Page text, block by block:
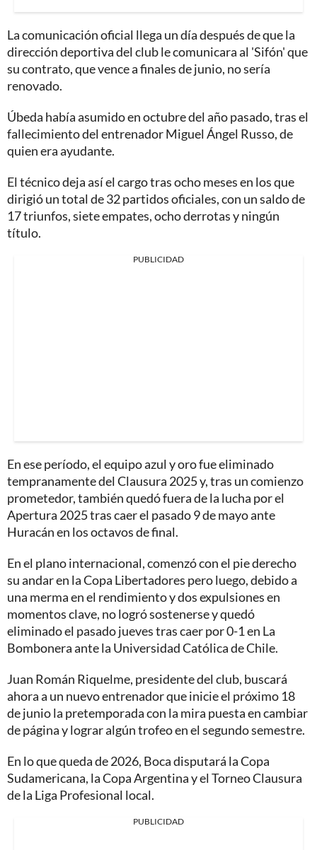
La comunicación oficial llega un día después de que la
dirección deportiva del club le comunicara al 'Sifón' que
su contrato, que vence a finales de junio, no sería
renovado.
Úbeda había asumido en octubre del año pasado, tras el
fallecimiento del entrenador Miguel Ángel Russo, de
quien era ayudante.
El técnico deja así el cargo tras ocho meses en los que
dirigió un total de 32 partidos oficiales, con un saldo de
17 triunfos, siete empates, ocho derrotas y ningún
título.
PUBLICIDAD
En ese período, el equipo azul y oro fue eliminado
tempranamente del Clausura 2025 y, tras un comienzo
prometedor, también quedó fuera de la lucha por el
Apertura 2025 tras caer el pasado 9 de mayo ante
Huracán en los octavos de final.
En el plano internacional, comenzó con el pie derecho
su andar en la Copa Libertadores pero luego, debido a
una merma en el rendimiento y dos expulsiones en
momentos clave, no logró sostenerse y quedó
eliminado el pasado jueves tras caer por 0-1 en La
Bombonera ante la Universidad Católica de Chile.
Juan Román Riquelme, presidente del club, buscará
ahora a un nuevo entrenador que inicie el próximo 18
de junio la pretemporada con la mira puesta en cambiar
de página y lograr algún trofeo en el segundo semestre.
En lo que queda de 2026, Boca disputará la Copa
Sudamericana, la Copa Argentina y el Torneo Clausura
de la Liga Profesional local.
PUBLICIDAD